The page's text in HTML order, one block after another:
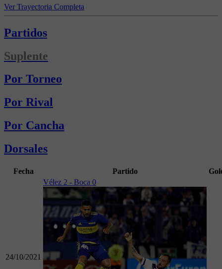
Ver Trayectoria Completa
Partidos
Suplente
Por Torneo
Por Rival
Por Cancha
Dorsales
Fecha Partido
24/10/2021
Vélez 2 - Boca 0